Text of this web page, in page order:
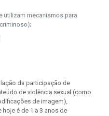
utilizam mecanismos para
da participação de
de violência sexual (como
de imagem),
é de 1 a 3 anos de